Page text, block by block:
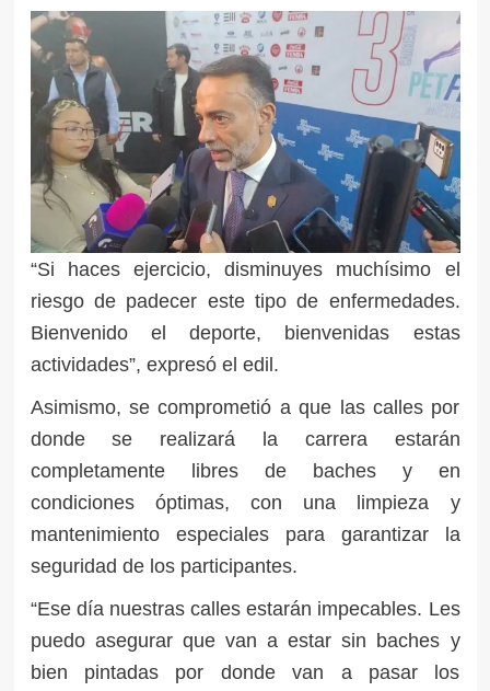
“Si haces ejercicio, disminuyes muchísimo el
riesgo de padecer este tipo de enfermedades.
Bienvenido el deporte, bienvenidas estas
actividades”, expresó el edil.
Asimismo, se comprometió a que las calles por
donde se realizará la carrera estarán
completamente libres de baches y en
condiciones óptimas, con una limpieza y
mantenimiento especiales para garantizar la
seguridad de los participantes.
“Ese día nuestras calles estarán impecables. Les
puedo asegurar que van a estar sin baches y
bien pintadas por donde van a pasar los